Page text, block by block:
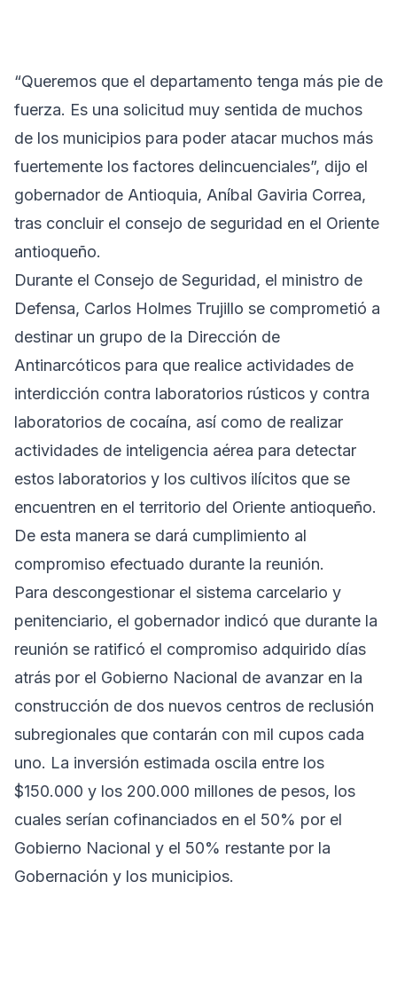
“Queremos que el departamento tenga más pie de
fuerza. Es una solicitud muy sentida de muchos
de los municipios para poder atacar muchos más
fuertemente los factores delincuenciales”, dijo el
gobernador de Antioquia, Aníbal Gaviria Correa,
tras concluir el consejo de seguridad en el Oriente
antioqueño.
Durante el Consejo de Seguridad, el ministro de
Defensa, Carlos Holmes Trujillo se comprometió a
destinar un grupo de la Dirección de
Antinarcóticos para que realice actividades de
interdicción contra laboratorios rústicos y contra
laboratorios de cocaína, así como de realizar
actividades de inteligencia aérea para detectar
estos laboratorios y los cultivos ilícitos que se
encuentren en el territorio del Oriente antioqueño.
De esta manera se dará cumplimiento al
compromiso efectuado durante la reunión.
Para descongestionar el sistema carcelario y
penitenciario, el gobernador indicó que durante la
reunión se ratificó el compromiso adquirido días
atrás por el Gobierno Nacional de avanzar en la
construcción de dos nuevos centros de reclusión
subregionales que contarán con mil cupos cada
uno. La inversión estimada oscila entre los
$150.000 y los 200.000 millones de pesos, los
cuales serían cofinanciados en el 50% por el
Gobierno Nacional y el 50% restante por la
Gobernación y los municipios.